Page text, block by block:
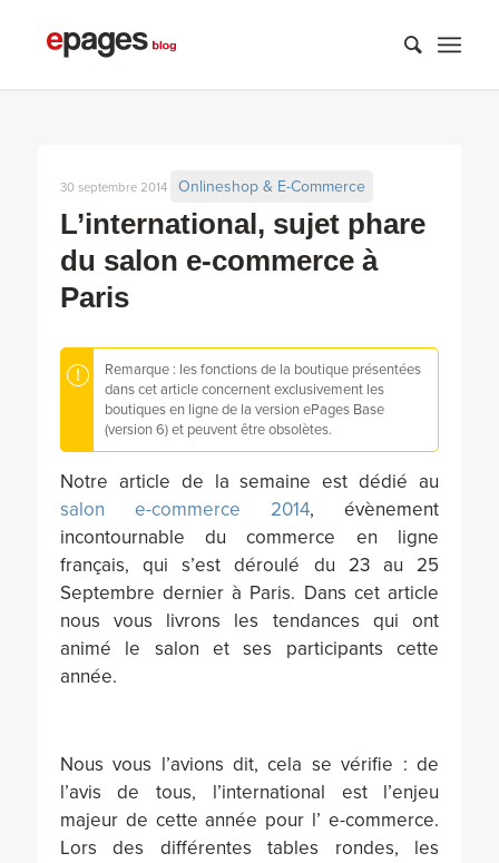
L’international, sujet phare
du salon e-commerce à
Paris
30 septembre 2014 Onlineshop & E-Commerce
Remarque : les fonctions de la boutique présentées
dans cet article concernent exclusivement les
boutiques en ligne de la version ePages Base
(version 6) et peuvent être obsolètes.
Notre article de la semaine est dédié au
salon e-commerce 2014, évènement
incontournable du commerce en ligne
français, qui s’est déroulé du 23 au 25
Septembre dernier à Paris. Dans cet article
nous vous livrons les tendances qui ont
animé le salon et ses participants cette
année.
Nous vous l’avions dit, cela se vérifie : de
l’avis de tous, l’international est l’enjeu
majeur de cette année pour l’ e-commerce.
Lors des différentes tables rondes, les